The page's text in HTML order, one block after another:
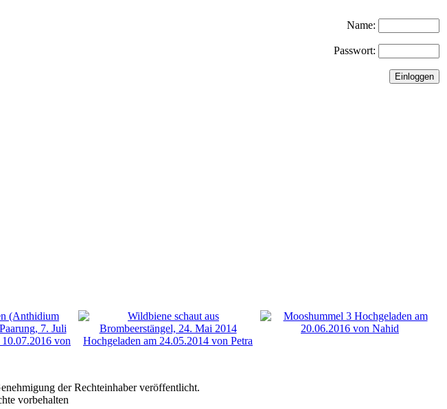
Name:
Passwort:
der Rechteinhaber veröffentlicht.
vorbehalten